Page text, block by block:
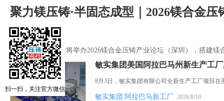
聚力镁压铸·半固态成型｜2026镁合金压
圳）启动
《压铸周刊》传媒将举办2026镁合金压铸产业论坛（深圳），搭建镁
合作平台。
敏实集团美国阿拉巴马州新生产工
8月3日，敏实集团有限公司全新生产工厂项目
敏实集团 阿拉巴马新工厂 2026/8/10
扫一扫，关注官方微信